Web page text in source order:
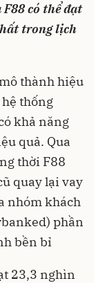
F88 có thể đạt
trong lịch
thành hiệu
thống
khả năng
quả. Qua
thời F88
quay lại vay
nhóm khách
phần
bền bỉ
23,3 nghìn